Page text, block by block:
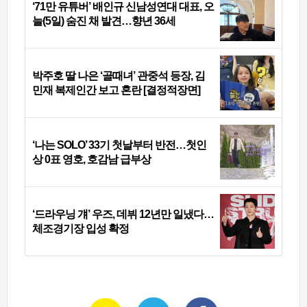
‘71만 유튜버’ 배인규 신남성연대 대표, 오
늘(5일) 숨진 채 발견…향년 36세
박주호 딸 나은 ‘골때녀’ 관중석 등장, 김
민재 복제인간 보고 혼란 [결정적장면]
‘나는 SOLO’ 33기 첫날부터 반전…첫인
상 0표 영호, 호감남 급부상
‘드라우닝 걔’ 우즈, 데뷔 12년만 일냈다…
체조경기장 입성 확정